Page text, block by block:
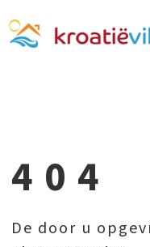
404
De door u